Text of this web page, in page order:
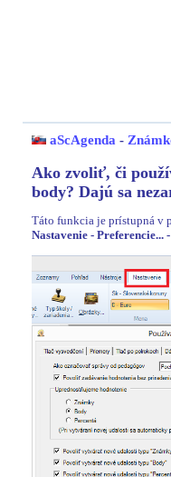
aScAgenda -
Ako zvoliť, či
body? Dajú sa
Táto funkcia je prístupná v
Nastavenie - Preferencie...